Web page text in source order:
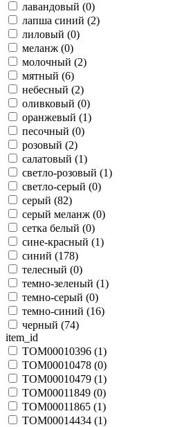
лавандовый (0)
лапша синий (2)
лиловый (0)
меланж (0)
молочный (2)
мятный (6)
небесный (2)
оливковый (0)
оранжевый (1)
песочный (0)
розовый (2)
салатовый (1)
светло-розовый (1)
светло-серый (0)
серый (82)
серый меланж (0)
сетка белый (0)
сине-красный (1)
синий (178)
телесный (0)
темно-зеленый (1)
темно-серый (0)
темно-синий (16)
черный (74)
item_id
TOM00010396 (1)
TOM00010478 (0)
TOM00010479 (1)
TOM00011849 (0)
TOM00011865 (1)
TOM00014434 (1)